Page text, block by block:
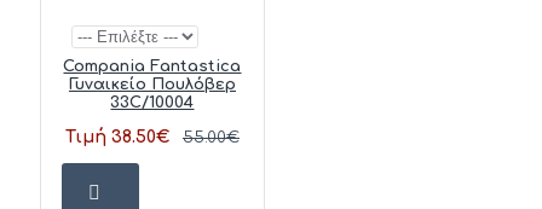
Compania Fantastica
Γυναικείο Πουλόβερ
33C/10004
Τιμή 38.50€ 55.00€